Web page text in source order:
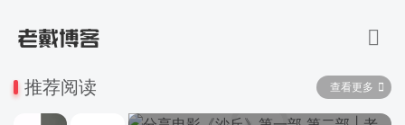
推荐阅读 查看更多